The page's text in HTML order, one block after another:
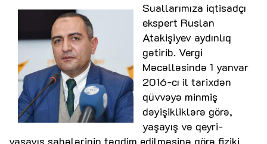
Suallarımıza iqtisadçı
ekspert Ruslan
Atakişiyev aydınlıq
gətirib. Vergi
Məcəlləsində 1 yanvar
2016-cı il tarixdən
qüvvəyə minmiş
dəyişikliklərə görə,
yaşayış və qeyri-
yaşayış sahələrinin təqdim edilməsinə görə fiziki